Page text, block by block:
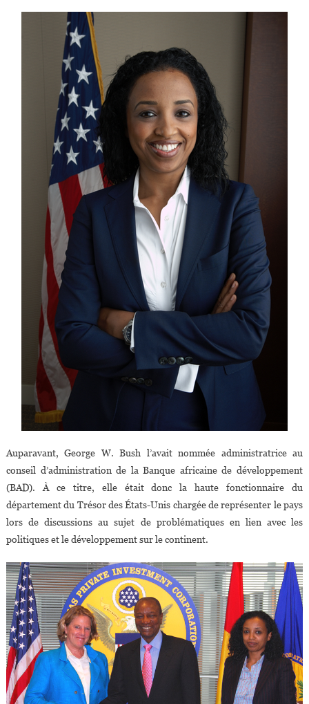
Auparavant, George W. Bush l’avait nommée administratrice au
conseil d’administration de la Banque africaine de développement
(BAD). À ce titre, elle était donc la haute fonctionnaire du
département du Trésor des États-Unis chargée de représenter le pays
lors de discussions au sujet de problématiques en lien avec les
politiques et le développement sur le continent.